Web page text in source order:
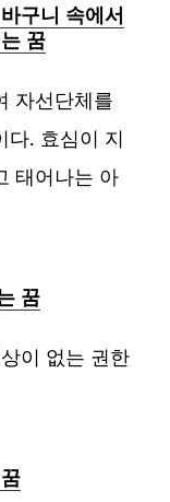
구니 속에서
꿈
자선단체를
다. 효심이 지
태어나는 아
꿈
이 없는 권한